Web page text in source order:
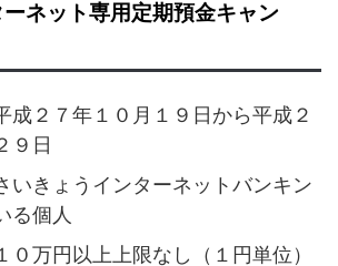
ネット専用定期預金キャン
成２７年１０月１９日から平成２
９日
いきょうインターネットバンキン
る個人
０万円以上上限なし（１円単位）